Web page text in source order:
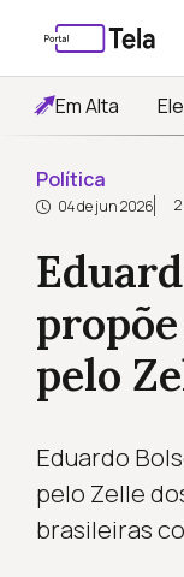
Em Alta
Política
04 de jun 2026
pelo
Eduardo
pelo Zelle
brasileiras